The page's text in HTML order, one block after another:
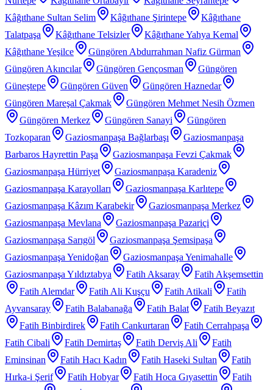
Kâğıthane Sultan Selim
Kâğıthane Şirintepe
Kâğıthane
Talatpaşa
Kâğıthane Telsizler
Kâğıthane Yahya Kemal
Kâğıthane Yeşilce
Güngören Abdurrahman Nafiz Gürman
Güngören Akıncılar
Güngören Gençosman
Güngören
Güneştepe
Güngören Güven
Güngören Haznedar
Güngören Mareşal Çakmak
Güngören Mehmet Nesih Özmen
Güngören Merkez
Güngören Sanayi
Güngören
Tozkoparan
Gaziosmanpaşa Bağlarbaşı
Gaziosmanpaşa
Barbaros Hayrettin Paşa
Gaziosmanpaşa Fevzi Çakmak
Gaziosmanpaşa Hürriyet
Gaziosmanpaşa Karadeniz
Gaziosmanpaşa Karayolları
Gaziosmanpaşa Karlıtepe
Gaziosmanpaşa Kâzım Karabekir
Gaziosmanpaşa Merkez
Gaziosmanpaşa Mevlana
Gaziosmanpaşa Pazariçi
Gaziosmanpaşa Sarıgöl
Gaziosmanpaşa Şemsipaşa
Gaziosmanpaşa Yenidoğan
Gaziosmanpaşa Yenimahalle
Gaziosmanpaşa Yıldıztabya
Fatih Aksaray
Fatih Akşemsettin
Fatih Alemdar
Fatih Ali Kuşçu Fatih Atikali
Fatih
Ayvansaray
Fatih Balabanağa Fatih Balat
Fatih Beyazıt
Fatih Binbirdirek
Fatih Cankurtaran
Fatih Cerrahpaşa
Fatih Cibali
Fatih Demirtaş Fatih Derviş Ali
Fatih
Eminsinan
Fatih Hacı Kadın Fatih Haseki Sultan
Fatih
Hırka-i Şerif
Fatih Hobyar Fatih Hoca Gıyasettin
Fatih